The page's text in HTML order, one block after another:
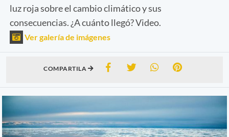
luz roja sobre el cambio climático y sus
consecuencias. ¿A cuánto llegó? Video.
Ver galería de imágenes
COMPARTILA